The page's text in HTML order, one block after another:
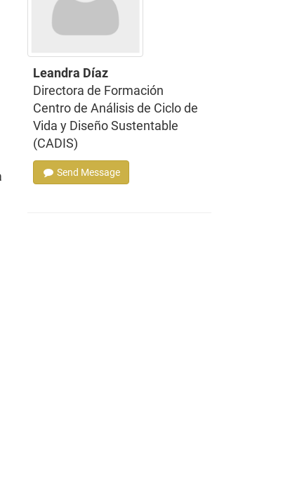
Leandra Díaz
Directora de Formación
Centro de Análisis de Ciclo de
Vida y Diseño Sustentable
(CADIS)
Send Message